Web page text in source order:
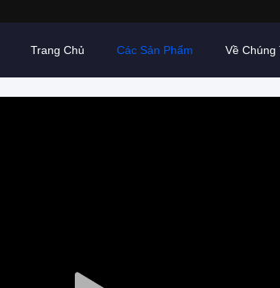
Trang Chủ Các Sản Phẩm Về Chúng